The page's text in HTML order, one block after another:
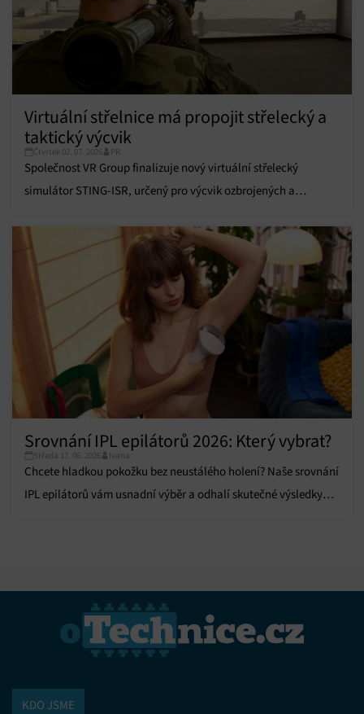
Funkce
Přiřazování a kombinování údajů z jiných zdrojů
údajů, Propojení různých zařízení, Identifikace
informací.
Zajištění bezpečnosti, předcházení a zjišťování
podvodů a odstraňování chyb, Poskytování a
zobrazování reklamy a obsahu, Ukládání a sdělování
voleb ochrany osobních údajů.
Virtuální střelnice má propojit střelecký a
taktický výcvik
Čtvrtek 02. 07. 2026 PR
Společnost VR Group finalizuje nový virtuální střelecký
simulátor STING-ISR, určený pro výcvik ozbrojených a
Srovnání IPL epilátorů 2026: Který vybrat?
Středa 17. 06. 2026 Ivana
Chcete hladkou pokožku bez neustálého holení? Naše srovnání
IPL epilátorů vám usnadní výběr a odhalí skutečné výsledky
KDO JSME